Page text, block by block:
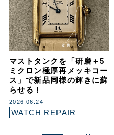
マストタンクを「研磨＋5
ミクロン極厚再メッキコー
ス」で新品同様の輝きに蘇
らせる！
2026.06.24
WATCH REPAIR